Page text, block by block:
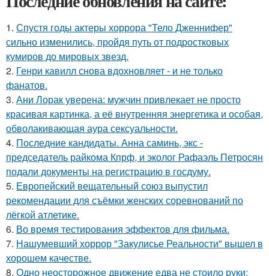
1. Спустя годы актеры хоррора "Тело Дженнифер"
сильно изменились, пройдя путь от подростковых
кумиров до мировых звезд.
2. Генри кавилл снова вдохновляет - и не только
фанатов.
3. Ани Лорак уверена: мужчин привлекает не просто
красивая картинка, а её внутренняя энергетика и особая,
обволакивающая аура сексуальности.
4. Последние кандидаты. Анна саминь, экс -
председатель райкома Кпрф, и эколог Рафаэль Петросян
подали документы на регистрацию в госдуму.
5. Европейский вещательный союз выпустил
рекомендации для съёмки женских соревнований по
лёгкой атлетике.
6. Во время тестирования эффектов для фильма.
7. Нашумевший хоррор "Закулисье Реальности" вышел в
хорошем качестве.
8. Одно неосторожное движение едва не стоило руки: